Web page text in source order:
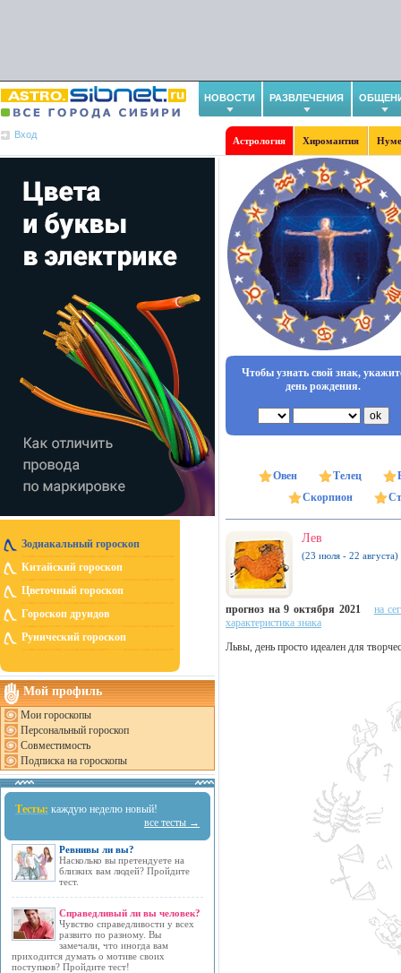
НОВОСТИ РАЗВЛЕЧЕНИЯ
Вход
Астрология Хиромантия
Зодиакальный гороскоп
Китайский гороскоп
Цветочный гороскоп
Гороскоп друидов
Рунический гороскоп
Мой профиль
Мои гороскопы
Персональный гороскоп
Совместимость
Подписка на гороскопы
Тесты: каждую неделю новый!
все тесты →
Ревнивы ли вы?
Насколько вы претендуете на
близких вам людей? Пройдите
тест.
Справедливый ли вы человек?
Чувство справедливости у всех
развито по разному. Вы
замечали, что иногда вам
приходится думать о мотиве своих
поступков? Пройдите тест!
Чтобы узнать свой знак,
день рождения.
Овен Телец
Скорпион
Лев
(23 июля - 22 августа)
прогноз на 9 октября 2021
на
характеристика знака
Львы, день просто идеален для